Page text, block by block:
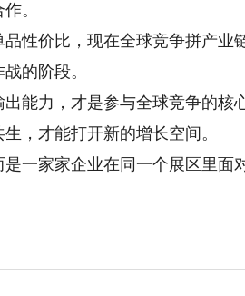
。
价比，现在全球竞争拼产业
的阶段。
力，才是参与全球竞争的核
，才能打开新的增长空间。
家家企业在同一个展区里面